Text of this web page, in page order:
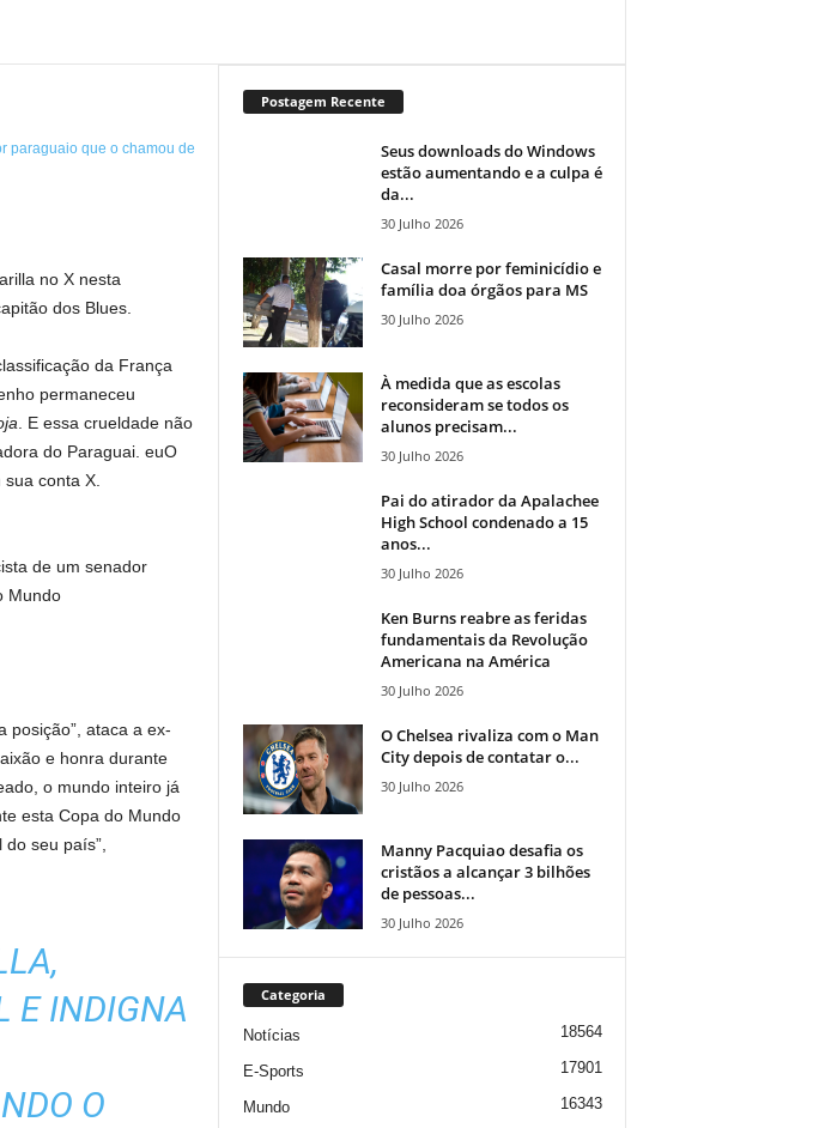
no X nesta
dos Blues.
da França
permaneceu
. E essa crueldade não
do Paraguai. euO
conta X.
de um senador
Mundo
posição”, ataca a ex-
e honra durante
o mundo inteiro já
esta Copa do Mundo
seu país”,
E INDIGNA
O
Postagem Recente
Seus downloads do Windows
estão aumentando e a culpa é
da...
30 Julho 2026
Casal morre por feminicídio e
família doa órgãos para MS
30 Julho 2026
À medida que as escolas
reconsideram se todos os
alunos precisam...
30 Julho 2026
Pai do atirador da Apalachee
High School condenado a 15
anos...
30 Julho 2026
Ken Burns reabre as feridas
fundamentais da Revolução
Americana na América
30 Julho 2026
O Chelsea rivaliza com o Man
City depois de contatar o...
30 Julho 2026
Manny Pacquiao desafia os
cristãos a alcançar 3 bilhões
de pessoas...
30 Julho 2026
Categoria
Notícias 18564
E-Sports 17901
Mundo 16343